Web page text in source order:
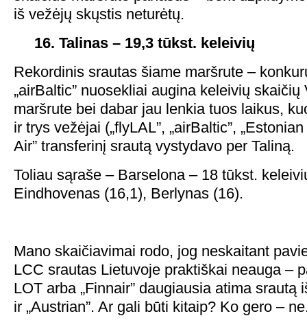
iš vežėjų skųstis neturėtų.
16. Talinas – 19,3 tūkst. keleivių
Rekordinis srautas šiame maršrute –
„airBaltic” nuosekliai augina keleivių skaičių
maršrute bei dabar jau lenkia tuos laikus,
ir trys vežėjai („flyLAL”, „airBaltic”,
Air” transferinį srautą vystydavo per Taliną.
Toliau sąraše – Barselona – 18 tūkst.
Eindhovenas (16,1), Berlynas (16).
Mano skaičiavimai rodo, jog neskaitant
LCC srautas Lietuvoje praktiškai neauga –
LOT arba „Finnair” daugiausia atima srautą
ir „Austrian”. Ar gali būti kitaip? Ko gero –